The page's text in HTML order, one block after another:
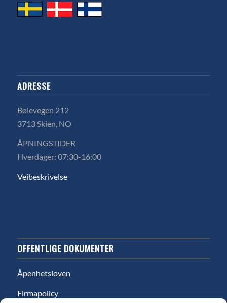
ADRESSE
Bølevegen 212
3713 Skien, NO
ÅPNINGSTIDER
Hverdager: 07:30-16:00
Veibeskrivelse
OFFENTLIGE DOKUMENTER
Åpenhetsloven
Firmapolicy